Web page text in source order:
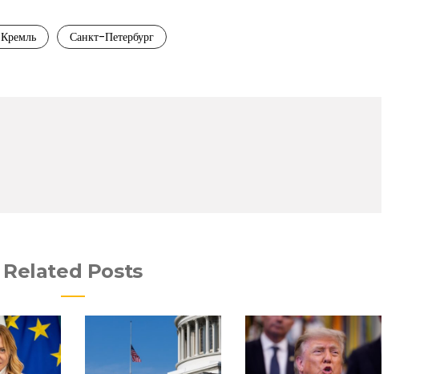
Кремль Санкт-Петербург
Related Posts